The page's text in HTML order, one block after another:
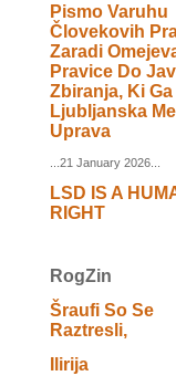
Pismo Varuhu
Človekovih
Zaradi
Pravice Do
Zbiranja, Ki Ga
Ljubljanska
Uprava
...21 January 2026...
LSD IS A
RIGHT
RogZin
Šraufi So Se
Raztresli,
Ilirija